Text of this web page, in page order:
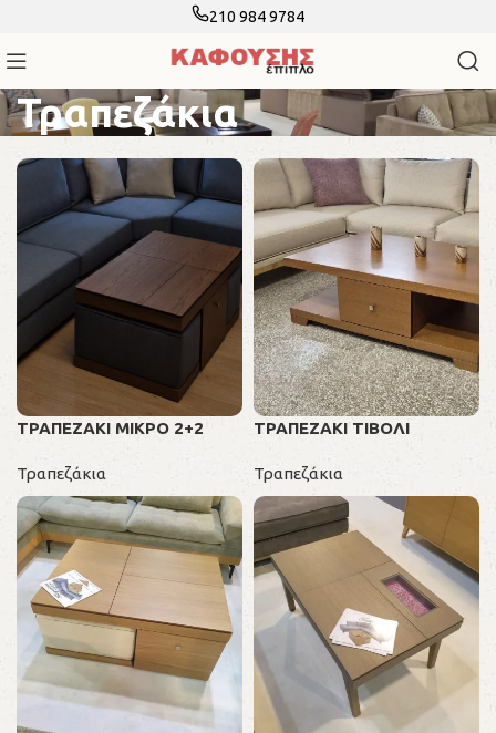
210 984 9784
Τραπεζάκια
ΤΡΑΠΕΖΑΚΙ ΜΙΚΡΟ 2+2
Τραπεζάκια
ΤΡΑΠΕΖΑΚΙ ΤΙΒΟΛΙ
Τραπεζάκια